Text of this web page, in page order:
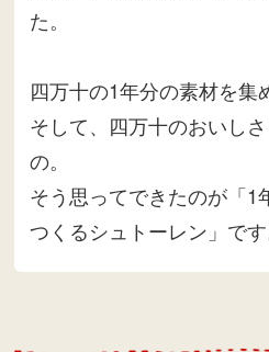
た。
四万十の1年分の素材を集
そして、四万十のおいし
の。
そう思ってできたのが「1
つくるシュトーレン」です